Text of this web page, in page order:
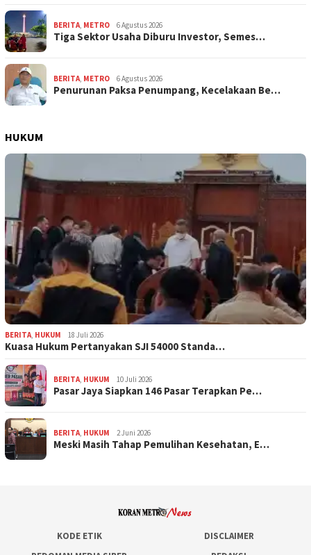
BERITA, METRO 6 Agustus 2026
Tiga Sektor Usaha Diburu Investor, Semes…
BERITA, METRO 6 Agustus 2026
Penurunan Paksa Penumpang, Kecelakaan Be…
HUKUM
BERITA, HUKUM 18 Juli 2026
Kuasa Hukum Pertanyakan SJI 54000 Standa…
BERITA, HUKUM 10 Juli 2026
Pasar Jaya Siapkan 146 Pasar Terapkan Pe…
BERITA, HUKUM 2 Juni 2026
Meski Masih Tahap Pemulihan Kesehatan, E…
KODE ETIK
DISCLAIMER